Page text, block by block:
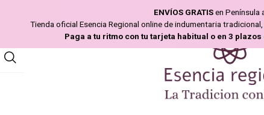
ENVÍOS GRATISen Península
Tienda oficial Esencia Regional online de indumentaria
Paga a tu ritmo con tu tarjeta habitual o en 3